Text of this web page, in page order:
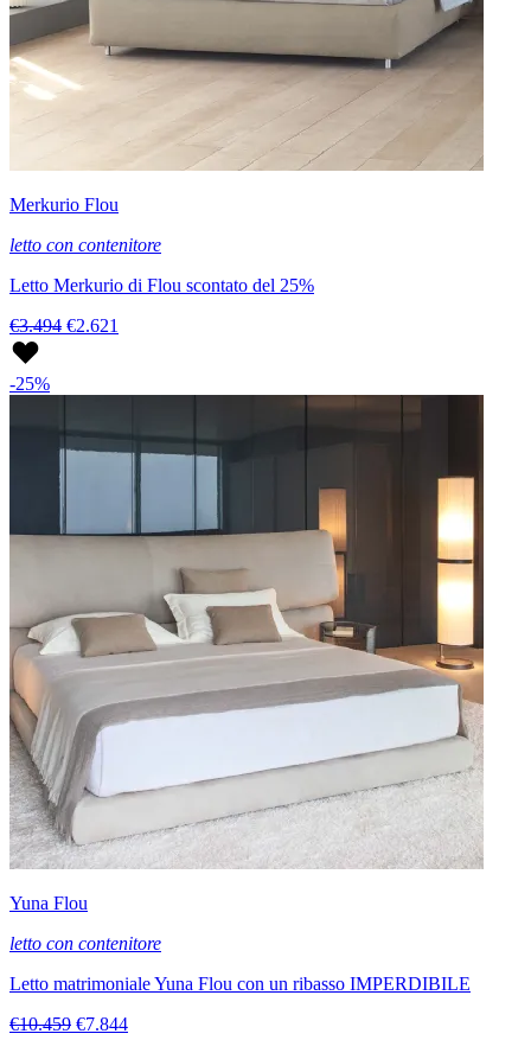
Merkurio Flou
letto con contenitore
Letto Merkurio di Flou scontato del 25%
€3.494 €2.621
-25%
Yuna Flou
letto con contenitore
Letto matrimoniale Yuna Flou con un ribasso IMPERDIBILE
€10.459 €7.844